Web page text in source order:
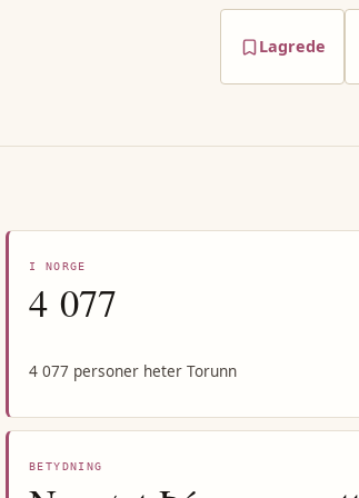
Lagrede
I NORGE
4 077
4 077 personer heter Torunn
BETYDNING